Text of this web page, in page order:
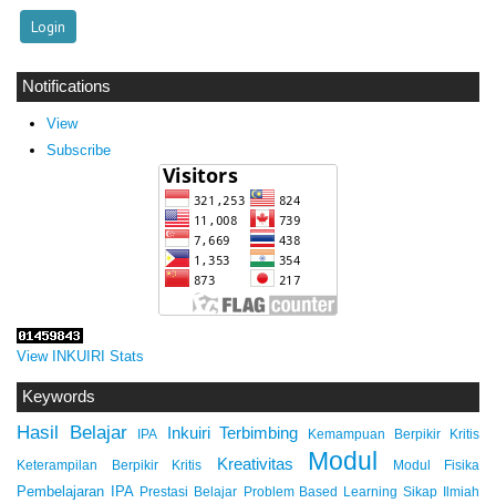
Notifications
View
Subscribe
View INKUIRI Stats
Keywords
Hasil Belajar IPA Inkuiri Terbimbing Kemampuan Berpikir Kritis
Keterampilan Berpikir Kritis Kreativitas Modul Modul Fisika
Pembelajaran IPA Prestasi Belajar Problem Based Learning Sikap Ilmiah